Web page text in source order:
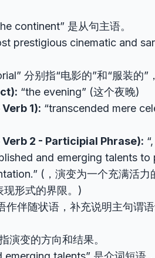
continent” 是从句主语。
prestigious cinematic and
分别指“电影的”和“服装的”
“the evening” (这个夜晚)
1): “transcended mere
Verb 2 - Participial Phrase):
and emerging talents to
(，演变为一个充满活力
现形式的界限。)
作伴随状语，补充说明主句谓
演变的方向和结果。